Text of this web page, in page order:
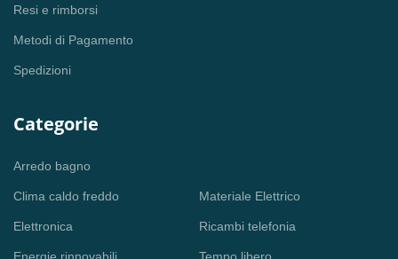
Resi e rimborsi
Metodi di Pagamento
Spedizioni
Categorie
Arredo bagno
Clima caldo freddo
Elettronica
Materiale Elettrico
Ricambi telefonia